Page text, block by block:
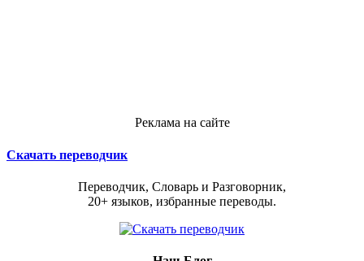
Реклама на сайте
Скачать переводчик
Переводчик, Словарь и Разговорник,
20+ языков, избранные переводы.